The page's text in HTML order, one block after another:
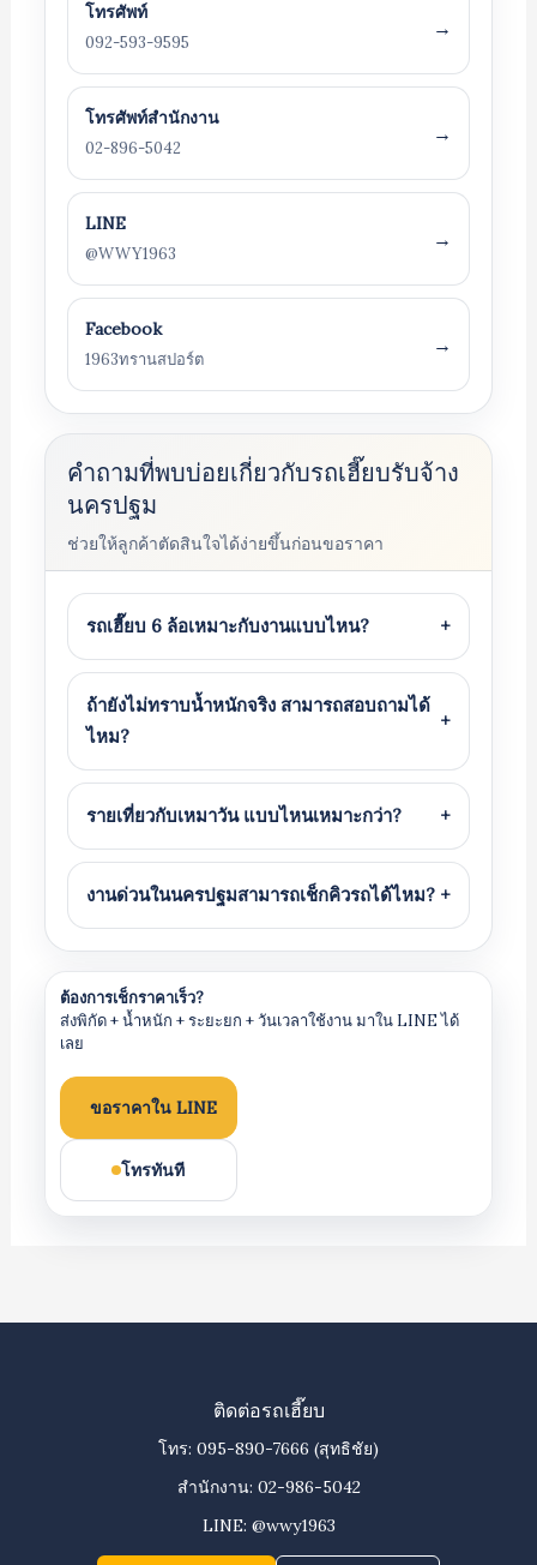
โทรศัพท์
092-593-9595
→
โทรศัพท์สำนักงาน
02-896-5042
→
LINE
@WWY1963
→
Facebook
1963ทรานสปอร์ต
→
คำถามที่พบบ่อยเกี่ยวกับรถเฮี๊ยบรับจ้าง
นครปฐม
ช่วยให้ลูกค้าตัดสินใจได้ง่ายขึ้นก่อนขอราคา
รถเฮี๊ยบ 6 ล้อเหมาะกับงานแบบไหน? +
ถ้ายังไม่ทราบน้ำหนักจริง สามารถสอบถามได้
ไหม?
+
รายเที่ยวกับเหมาวัน แบบไหนเหมาะกว่า? +
งานด่วนในนครปฐมสามารถเช็กคิวรถได้ไหม? +
ต้องการเช็กราคาเร็ว?
ส่งพิกัด + น้ำหนัก + ระยะยก + วันเวลาใช้งาน มาใน LINE ได้
เลย
ขอราคาใน LINE
โทรทันที
ติดต่อรถเฮี๊ยบ
โทร: 095-890-7666 (สุทธิชัย)
สำนักงาน: 02-986-5042
LINE: @wwy1963